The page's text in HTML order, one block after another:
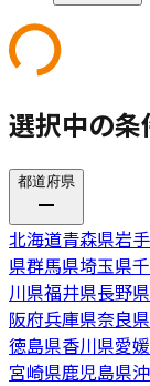
選択中の
都道府県
北海道青森県岩
県群馬県埼玉県
川県福井県長野県
阪府兵庫県奈良県
徳島県香川県愛
宮崎県鹿児島県